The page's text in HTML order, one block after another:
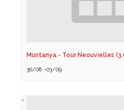
Muntanya.- Tour Neouvielles
30/08 -03/09